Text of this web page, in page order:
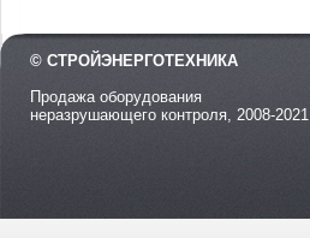
© СТРОЙЭНЕРГОТЕХНИКА
Продажа оборудования
неразрушающего контроля, 2008-2021